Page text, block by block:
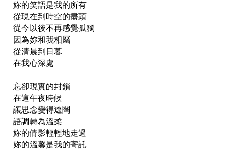
妳的笑語是我的所有
從現在到時空的盡頭
從今以後不再感覺孤獨
因為妳和我相屬
從清晨到日暮
在我心深處
忘卻現實的封鎖
在這午夜時候
讓思念變得遼闊
語調轉為溫柔
妳的倩影輕輕地走過
妳的溫馨是我的寄託